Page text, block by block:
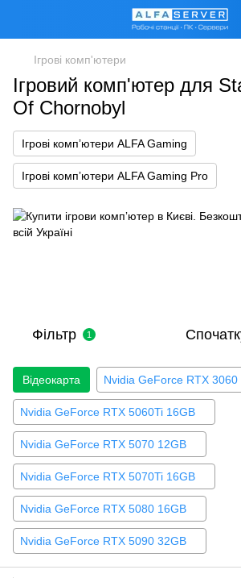
Ігрові комп'ютери
Ігровий комп'ютер для
Of Chornobyl
Ігрові компʼютери ALFA Gaming
Ігрові компʼютери ALFA Gaming Pro
Фільтр 1
Відеокарта Nvidia GeForce RTX 3060
Nvidia GeForce RTX 5060Ti 16GB
Nvidia GeForce RTX 5070 12GB
Nvidia GeForce RTX 5070Ti 16GB
Nvidia GeForce RTX 5080 16GB
Nvidia GeForce RTX 5090 32GB